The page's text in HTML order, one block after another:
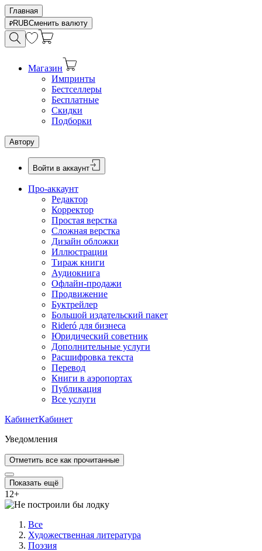
Главная
RUBСменить валюту
Магазин
Импринты
Бестселлеры
Бесплатные
Скидки
Подборки
Автору
Войти в аккаунт
Про-аккаунт
Редактор
Корректор
Простая верстка
Сложная верстка
Дизайн обложки
Иллюстрации
Тираж книги
Аудиокнига
Офлайн-продажи
Продвижение
Буктрейлер
Большой издательский пакет
Rideró для бизнеса
Юридический советник
Дополнительные услуги
Расшифровка текста
Перевод
Книги в аэропортах
Публикация
Все услуги
КабинетКабинет
Уведомления
Отметить все как прочитанные
Показать ещё
12+
Все
Художественная литература
Поэзия